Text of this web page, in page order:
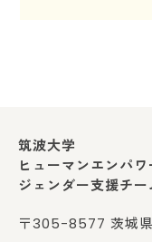
筑波大学
ヒューマンエンパ
ジェンダー支援チー
〒305-8577 茨城県